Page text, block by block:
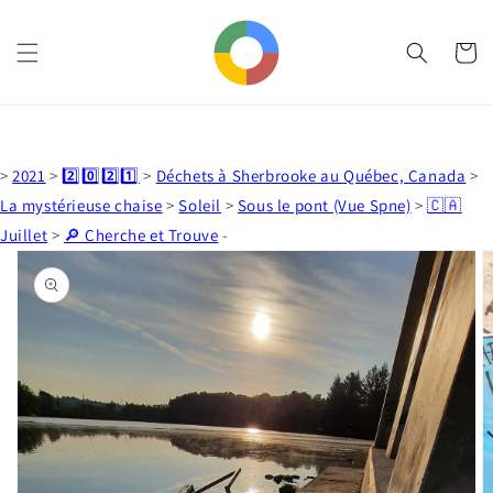
au
contenu
Panier
>2021 >2️⃣0️⃣2️⃣1️⃣ > Déchets à Sherbrooke au Québec, Canada >
La mystérieuse chaise >Soleil > Sous le pont (Vue Spne) >🇨🇦
Juillet > 🔎 Cherche et Trouve -
Passer aux
informations
produits